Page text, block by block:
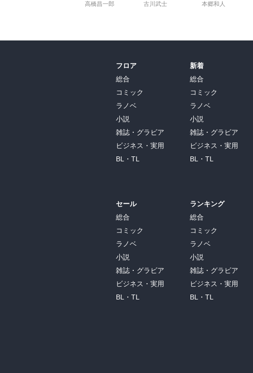
渾身の一書。
高橋昌一郎
古川武士
本郷和人
フロア
総合
コミック
ラノベ
小説
雑誌・グラビア
ビジネス・実用
BL・TL
セール
総合
コミック
ラノベ
小説
雑誌・グラビア
ビジネス・実用
BL・TL
新着
総合
コミック
ラノベ
小説
雑誌・グラビア
ビジネス・実用
BL・TL
ランキング
総合
コミック
ラノベ
小説
雑誌・グラビア
ビジネス・実用
BL・TL